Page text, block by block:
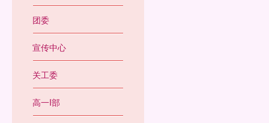
团委
宣传中心
关工委
高一I部